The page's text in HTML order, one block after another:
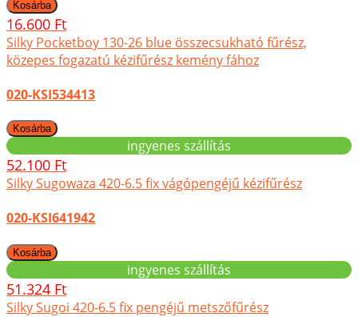
16.600 Ft
Silky Pocketboy 130-26 blue összecsukható fűrész,
közepes fogazatú kézifűrész kemény fához
020-KSI534413
ingyenes szállítás
52.100 Ft
Silky Sugowaza 420-6.5 fix vágópengéjű kézifűrész
020-KSI641942
ingyenes szállítás
51.324 Ft
Silky Sugoi 420-6.5 fix pengéjű metszőfűrész